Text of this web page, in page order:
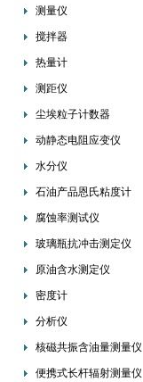
测量仪
搅拌器
热量计
测距仪
尘埃粒子计数器
动静态电阻应变仪
水分仪
石油产品恩氏粘度计
腐蚀率测试仪
玻璃瓶抗冲击测定仪
原油含水测定仪
密度计
分析仪
核磁共振含油量测量仪
便携式长杆辐射测量仪